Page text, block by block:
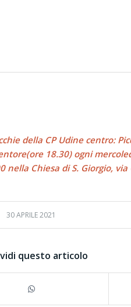
della CP Udine centro:
18.30) ogni
22.00 nella Chiesa di S.
30 APRILE 2021
questo articolo